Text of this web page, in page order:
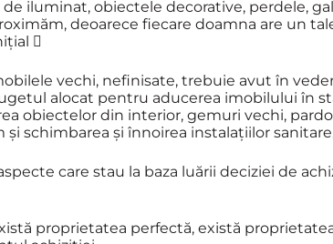
iluminat, obiectele decorative, perdele,
deoarece fiecare doamna are un

vechi, nefinisate, trebuie avut în
alocat pentru aducerea imobilului în
obiectelor din interior, gemuri vechi,
și schimbarea și înnoirea instalațiilor
care stau la baza luării deciziei de
proprietatea perfectă, există